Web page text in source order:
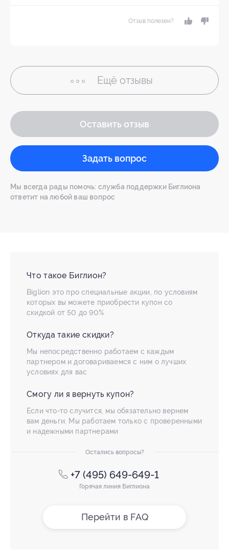
Отзыв полезен?
Ещё отзывы
Оставить отзыв
Задать вопрос
Мы всегда рады помочь: служба поддержки Биглиона
ответит на любой ваш вопрос
Что такое Биглион?
Biglion это про специальные акции, по условиям
которых вы можете приобрести купон со
скидкой от 50 до 90%
Откуда такие скидки?
Мы непосредственно работаем с каждым
партнером и договариваемся с ним о лучших
условиях для вас
Смогу ли я вернуть купон?
Если что-то случится, мы обязательно вернем
вам деньги. Мы работаем только с проверенными
и надежными партнерами
Остались вопросы?
+7 (495) 649-649-1
Горячая линия Биглиона
Перейти в FAQ